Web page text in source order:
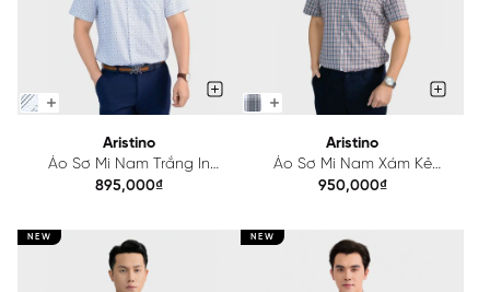
Aristino
Áo Sơ Mi Nam Trắng In
Aristino Perfect Fit ASS150AS2
895,000₫
Aristino
Áo Sơ Mi Nam Xám Kẻ
Aristino Perfect Fit ASS160AS2
950,000₫
NEW NEW